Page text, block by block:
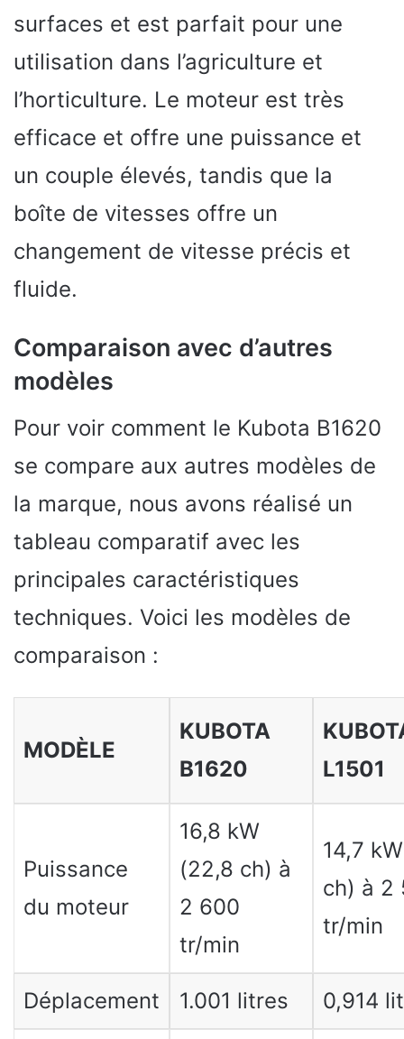
surfaces et est parfait pour une
utilisation dans l’agriculture et
l’horticulture. Le moteur est très
efficace et offre une puissance et
un couple élevés, tandis que la
boîte de vitesses offre un
changement de vitesse précis et
fluide.
Comparaison avec d’autres
modèles
Pour voir comment le Kubota B1620
se compare aux autres modèles de
la marque, nous avons réalisé un
tableau comparatif avec les
principales caractéristiques
techniques. Voici les modèles de
comparaison :
MODÈLE
KUBOTA
B1620
L1501
Puissance
du moteur
16,8 kW
(22,8 ch) à
2 600
tr/min
14,7
ch) à 2
tr/min
Déplacement 1.001 litres 0,914